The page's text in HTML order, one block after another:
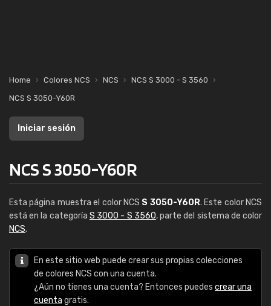
Home Colores NCS NCS
NCS S 3000 - S 3560
NCS S 3050-Y60R
Iniciar sesión
NCS S 3050-Y60R
Esta página muestra el color NCS S 3050-Y60R. Este color NCS
está en la categoría S 3000 - S 3560, parte del sistema de color
NCS.
En este sitio web puede crear sus propias colecciones
de colores NCS con una cuenta.
¿Aún no tienes una cuenta? Entonces puedes crear una
cuenta gratis.